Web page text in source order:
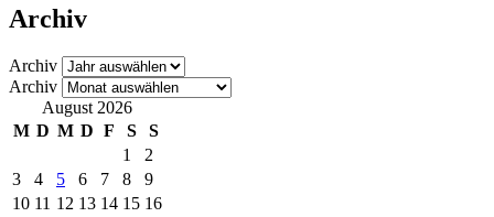
Archiv
Archiv
Archiv
August 2026
M D M D F S
S
1
2
3
4 5 6 7 8
9
10 11 12 13 14 15 16